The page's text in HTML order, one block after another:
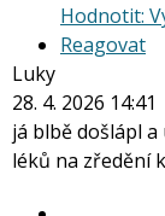
Hodnotit:
Reagovat
Luky
28. 4. 2026 14:41
já blbě došlápl
léků na zředění